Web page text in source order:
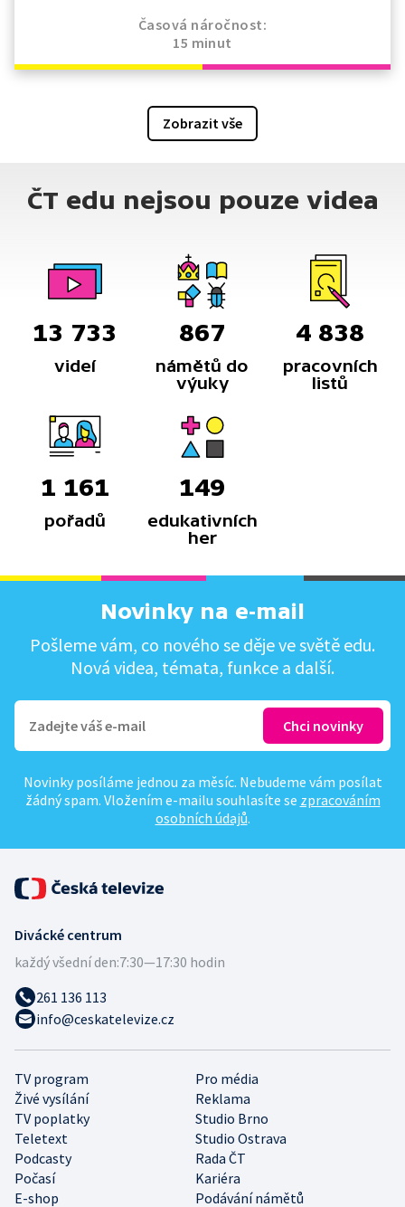
Časová náročnost:
15 minut
Zobrazit vše
ČT edu nejsou pouze videa
13 733
videí
867
námětů do
výuky
4 838
pracovních
listů
1 161
pořadů
149
edukativních
her
Novinky na e-mail
Pošleme vám, co nového se děje ve světě edu.
Nová videa, témata, funkce a další.
Novinky posíláme jednou za měsíc. Nebudeme vám posílat
žádný spam. Vložením e-mailu souhlasíte se zpracováním
osobních údajů.